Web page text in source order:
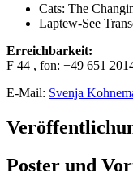
Cats: The
Laptew-See
Erreichbarkeit:
F 44 , fon: +49 651
E-Mail: Svenja
Poster und